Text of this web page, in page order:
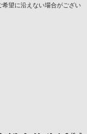
望に沿えない場合がござい